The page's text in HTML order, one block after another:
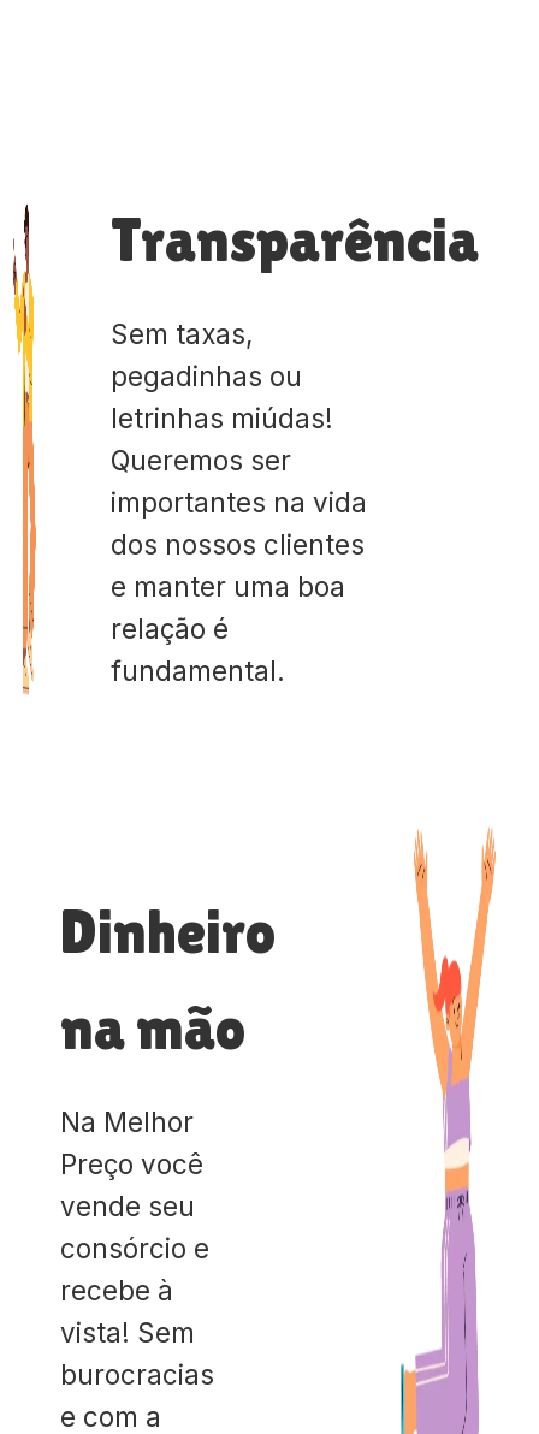
Transparência
Sem taxas,
pegadinhas ou
letrinhas miúdas!
Queremos ser
importantes na vida
dos nossos clientes
e manter uma boa
relação é
fundamental.
Dinheiro
na mão
Na Melhor
Preço você
vende seu
consórcio e
recebe à
vista! Sem
burocracias
e com a